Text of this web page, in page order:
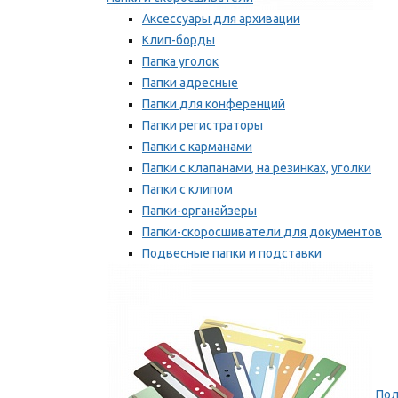
Аксессуары для архивации
Клип-борды
Папка уголок
Папки адресные
Папки для конференций
Папки регистраторы
Папки с карманами
Папки с клапанами, на резинках, уголки
Папки с клипом
Папки-органайзеры
Папки-скоросшиватели для документов
Подвесные папки и подставки